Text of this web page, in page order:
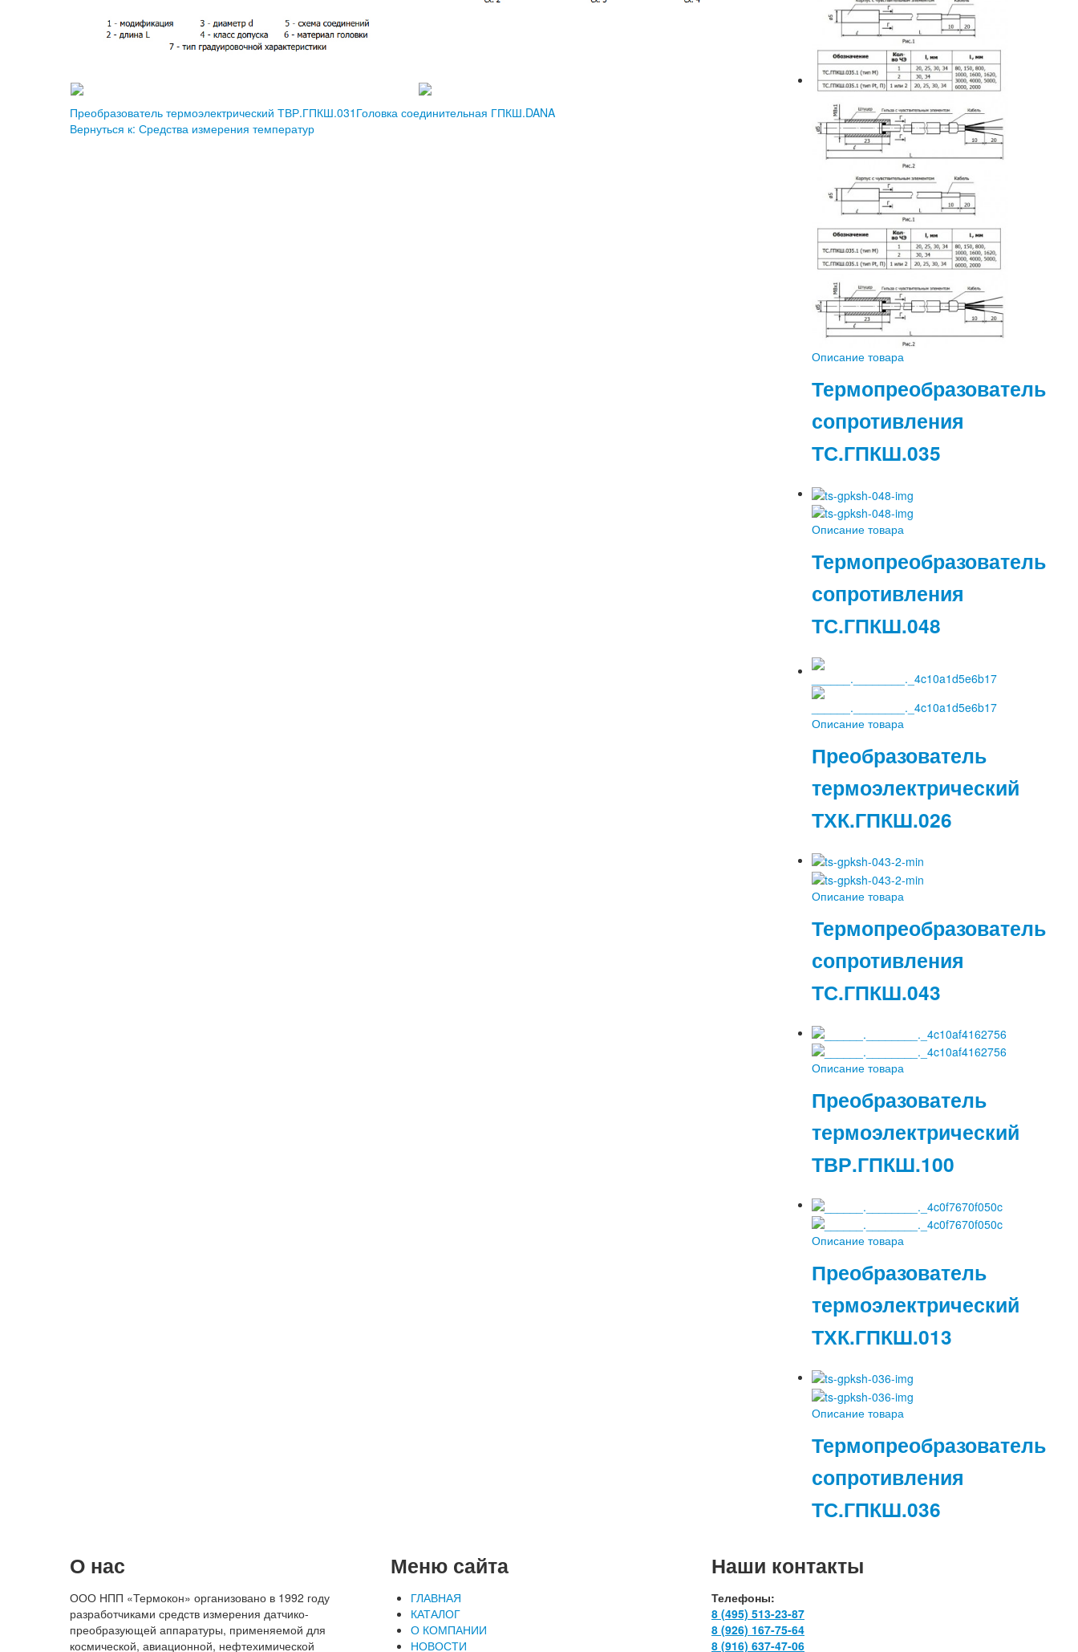
Преобразователь термоэлектрический ТВР.ГПКШ.031 Головка соединительная ГПКШ.DANA
Вернуться к: Средства измерения температур
Описание товара
Термопреобразователь
сопротивления
ТС.ГПКШ.035
Описание товара
Термопреобразователь
сопротивления
ТС.ГПКШ.048
Описание товара
Преобразователь
термоэлектрический
ТХК.ГПКШ.026
Описание товара
Термопреобразователь
сопротивления
ТС.ГПКШ.043
Описание товара
Преобразователь
термоэлектрический
ТВР.ГПКШ.100
Описание товара
Преобразователь
термоэлектрический
ТХК.ГПКШ.013
Описание товара
Термопреобразователь
сопротивления
ТС.ГПКШ.036
О нас
ООО НПП «Термокон» организовано в 1992 году
разработчиками средств измерения датчико-
преобразующей аппаратуры, применяемой для
космической, авиационной, нефтехимической
Меню сайта
ГЛАВНАЯ
КАТАЛОГ
О КОМПАНИИ
НОВОСТИ
Наши контакты
Телефоны:
8 (495) 513-23-87
8 (926) 167-75-64
8 (916) 637-47-06